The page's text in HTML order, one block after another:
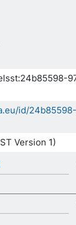
id/
Version 1)